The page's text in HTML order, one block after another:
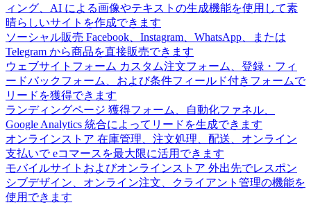
ィング、AI による画像やテキストの生成機能を使用して素
晴らしいサイトを作成できます
ソーシャル販売 Facebook、Instagram、WhatsApp、または
Telegram から商品を直接販売できます
ウェブサイトフォーム カスタム注文フォーム、登録・フィ
ードバックフォーム、および条件フィールド付きフォームで
リードを獲得できます
ランディングページ 獲得フォーム、自動化ファネル、
Google Analytics 統合によってリードを生成できます
オンラインストア 在庫管理、注文処理、配送、オンライン
支払いで eコマースを最大限に活用できます
モバイルサイトおよびオンラインストア 外出先でレスポン
シブデザイン、オンライン注文、クライアント管理の機能を
使用できます